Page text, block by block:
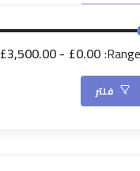
Range:
£0.00
£3,500.00
فلتر